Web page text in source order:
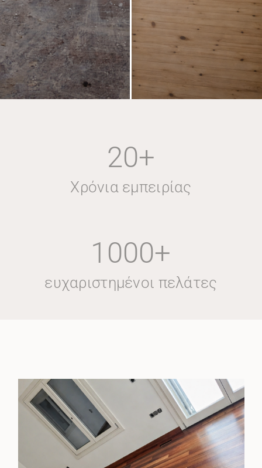
20+
Χρόνια εμπειρίας
1000+
ευχαριστημένοι πελάτες